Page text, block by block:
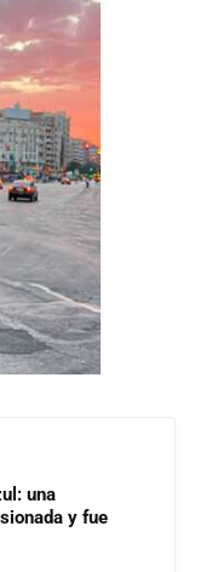
una
y fue